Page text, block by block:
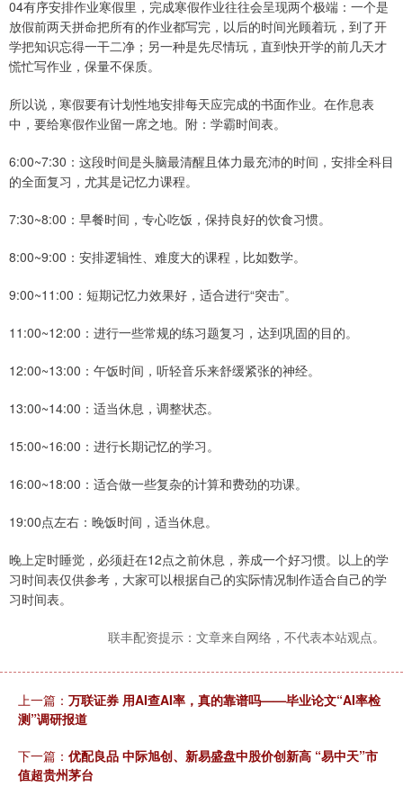
04有序安排作业寒假里，完成寒假作业往往会呈现两个极端：一个是
放假前两天拼命把所有的作业都写完，以后的时间光顾着玩，到了开
学把知识忘得一干二净；另一种是先尽情玩，直到快开学的前几天才
慌忙写作业，保量不保质。
所以说，寒假要有计划性地安排每天应完成的书面作业。在作息表
中，要给寒假作业留一席之地。附：学霸时间表。
6:00~7:30：这段时间是头脑最清醒且体力最充沛的时间，安排全科目
的全面复习，尤其是记忆力课程。
7:30~8:00：早餐时间，专心吃饭，保持良好的饮食习惯。
8:00~9:00：安排逻辑性、难度大的课程，比如数学。
9:00~11:00：短期记忆力效果好，适合进行“突击”。
11:00~12:00：进行一些常规的练习题复习，达到巩固的目的。
12:00~13:00：午饭时间，听轻音乐来舒缓紧张的神经。
13:00~14:00：适当休息，调整状态。
15:00~16:00：进行长期记忆的学习。
16:00~18:00：适合做一些复杂的计算和费劲的功课。
19:00点左右：晚饭时间，适当休息。
晚上定时睡觉，必须赶在12点之前休息，养成一个好习惯。以上的学
习时间表仅供参考，大家可以根据自己的实际情况制作适合自己的学
习时间表。
联丰配资提示：文章来自网络，不代表本站观点。
上一篇： 万联证券 用AI查AI率，真的靠谱吗——毕业论文“AI率检
测”调研报道
下一篇： 优配良品 中际旭创、新易盛盘中股价创新高 “易中天”市
值超贵州茅台